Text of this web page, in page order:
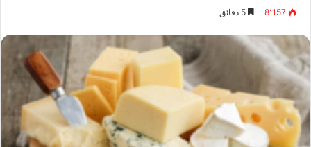
8٬157